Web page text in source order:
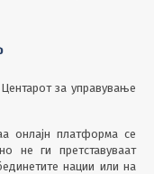
за управување
онлајн платформа се
не ги претставуваат
нации или на